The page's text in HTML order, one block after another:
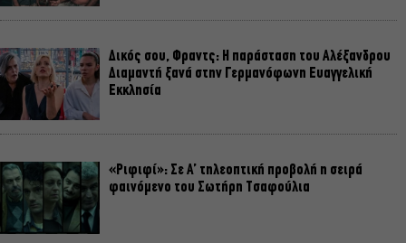
Δικός σου, Φραντς: Η παράσταση του Αλέξανδρου
Διαμαντή ξανά στην Γερμανόφωνη Ευαγγελική
Εκκλησία
«Ριφιφί»: Σε Α’ τηλεοπτική προβολή η σειρά
φαινόμενο του Σωτήρη Τσαφούλια